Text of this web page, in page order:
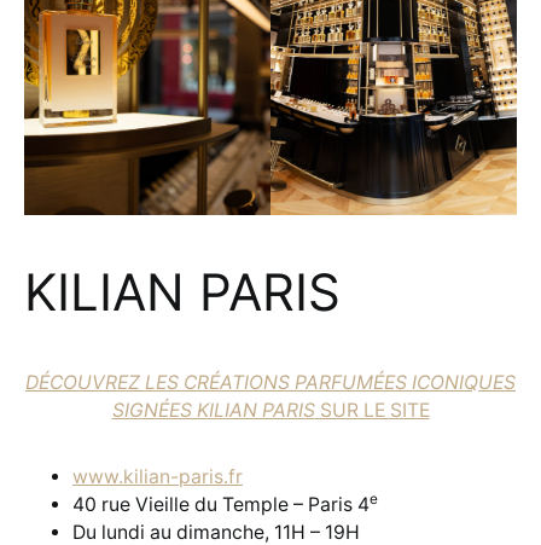
KILIAN PARIS
DÉCOUVREZ LES CRÉATIONS PARFUMÉES ICONIQUES
SIGNÉES KILIAN PARISSUR LE SITE
www.kilian-paris.fr
40 rue Vieille du Temple – Paris 4e
Du lundi au dimanche, 11H – 19H